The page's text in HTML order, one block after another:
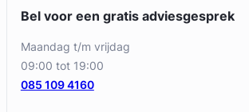
Bel voor een gratis adviesgesprek
maandag t/m vrijdag
09:00 tot 19:00
085 109 4160